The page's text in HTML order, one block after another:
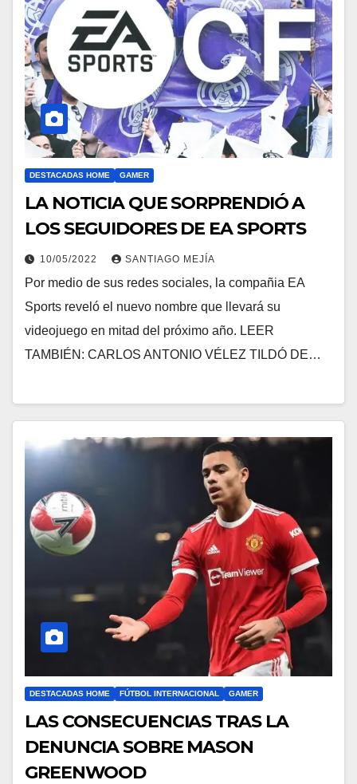
DESTACADAS HOME GAMER
LA NOTICIA QUE SORPRENDIÓ A
LOS SEGUIDORES DE EA SPORTS
10/05/2022 SANTIAGO MEJÍA
Por medio de sus redes sociales, la compañia EA
Sports reveló el nuevo nombre que llevará su
videojuego en mitad del próximo año. LEER
TAMBIÉN: CARLOS ANTONIO VÉLEZ TILDÓ DE…
DESTACADAS HOME FÚTBOL INTERNACIONAL GAMER
LAS CONSECUENCIAS TRAS LA
DENUNCIA SOBRE MASON
GREENWOOD